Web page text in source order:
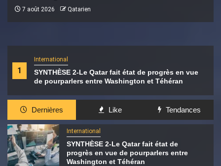
1
International
SYNTHÈSE 2-Le Qatar fait état de progrès en vue
de pourparlers entre Washington et Téhéran
7 août 2026 Qatarien
Dernières Like Tendances
International
SYNTHÈSE 2-Le Qatar fait état de
progrès en vue de pourparlers entre
Washington et Téhéran